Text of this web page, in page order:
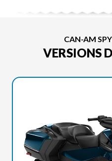
CAN-AM
VERSIONS